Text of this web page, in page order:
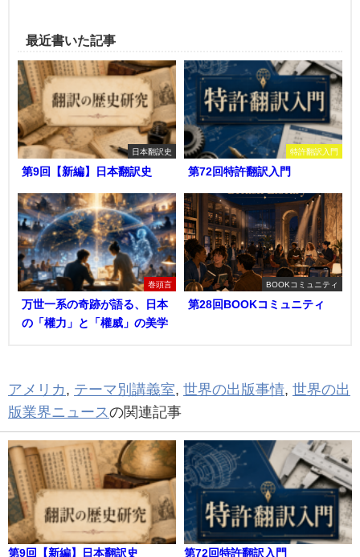
最近書いた記事
日本翻訳史
第9回【新編】日本翻訳史
特許翻訳入門
第72回特許翻訳入門
巻頭言
万世一系の奇跡が語る、日本
の「權力」と「權威」の美学
BOOKコミュニティ
第28回BOOKコミュニティ
アメリカ テーマ別講義室 世界の出版事情 世界の出
版業界ニュース の関連記事
第9回【新編】日本翻訳史 第72回特許翻訳入門